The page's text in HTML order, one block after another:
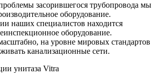
засорившегося трубопровода мы
оборудование.
наших специалистов находится
оборудование.
на уровне мировых стандартов
канализационные сети.